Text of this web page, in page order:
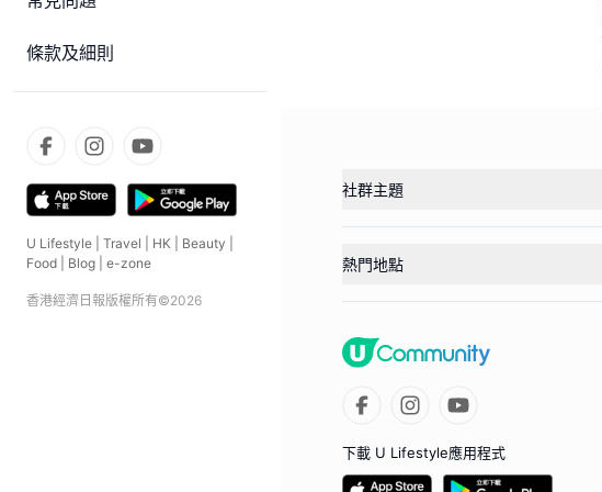
條款及細則
U Lifestyle Travel HK Beauty
Food
Blog e-zone
香港經濟日報版權所有©2026
社群主題
熱門地點
下載 U Lifestyle應用程式